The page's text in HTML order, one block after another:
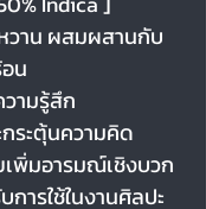
วาน ผสมผสานกับ
น
ามรู้สึก
ระตุ้นความคิด
พิ่มอารมณ์เชิงบวก
การใช้ในงานศิลปะ